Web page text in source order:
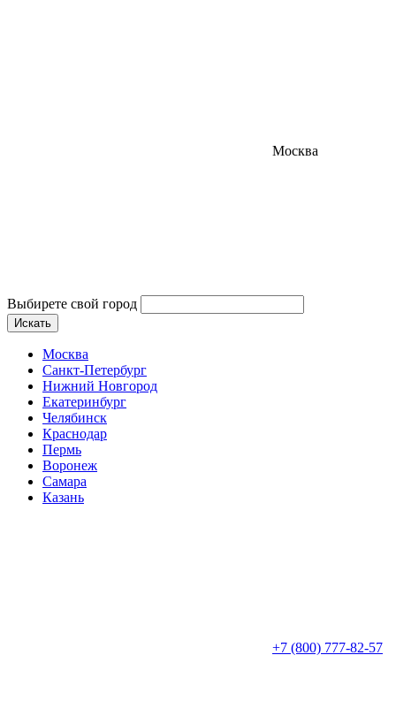
Москва
Выбирете свой город
Искать
Москва
Санкт-Петербург
Нижний Новгород
Екатеринбург
Челябинск
Краснодар
Пермь
Воронеж
Самара
Казань
+7 (800) 777-82-57